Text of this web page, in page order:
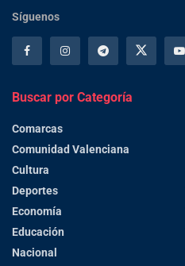
Síguenos
Buscar por Categoría
Comarcas
Comunidad Valenciana
Cultura
Deportes
Economía
Educación
Nacional